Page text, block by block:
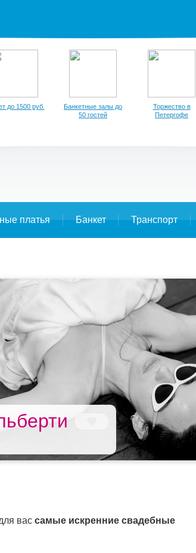
до 1500 руб.
Банкетные залы до
50 гостей
Торжество в
Петергофе
платья Банкет Транспорт
вас самые искренние свадебные